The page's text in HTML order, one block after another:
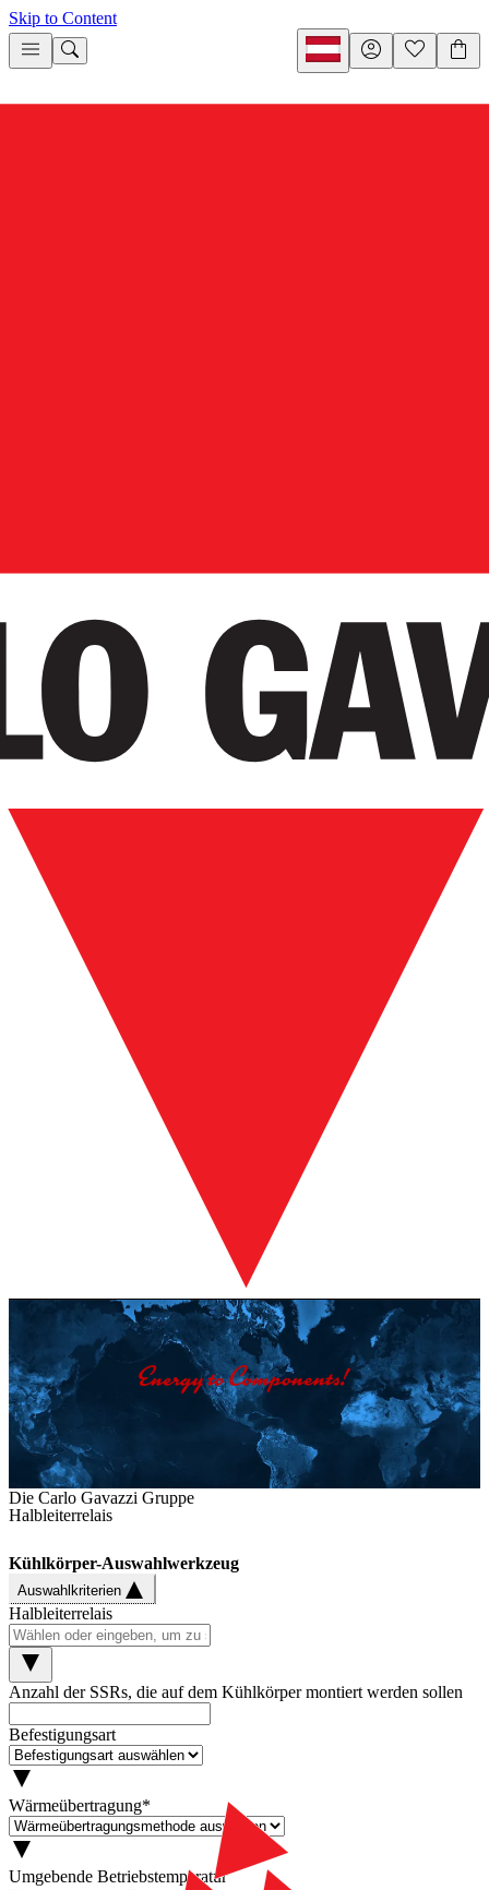
Skip to Content
Die Carlo Gavazzi Gruppe
Halbleiterrelais
Kühlkörper-Auswahlwerkzeug
Auswahlkriterien
Halbleiterrelais
Anzahl der SSRs, die auf dem Kühlkörper montiert werden sollen
Befestigungsart
Wärmeübertragung*
Umgebende Betriebstemperatur